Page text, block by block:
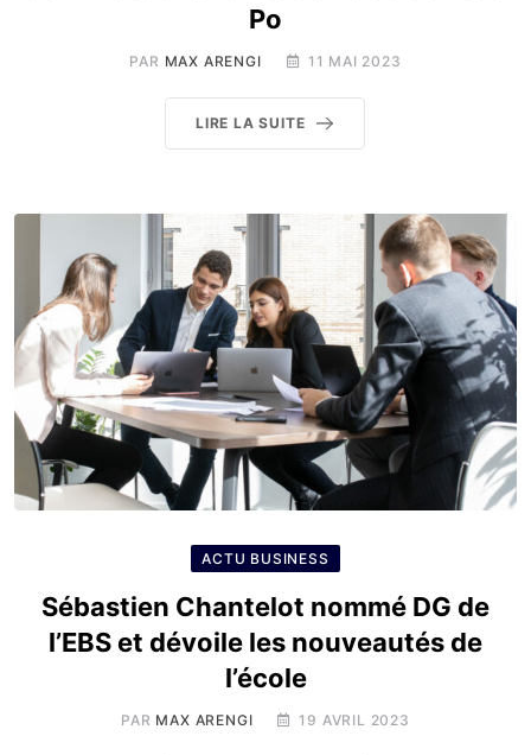
Po
PAR MAX ARENGI 11 MAI 2023
LIRE LA SUITE
ACTU BUSINESS
Sébastien Chantelot nommé DG de
l’EBS et dévoile les nouveautés de
l’école
PAR MAX ARENGI 19 AVRIL 2023